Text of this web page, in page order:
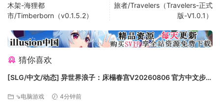
游戏目前正在开发中,最好经常使用存档按钮
木架-海狸都
市/Timberborn（v0.1.5.2）
旅者/Travelers（Travelers-正式
版-V1.0.1）
猜你喜欢
[SLG/中文/动态] 异世界浪子：床榻春宫V20260806 官方中文步兵
⇘电脑游戏 4分钟前